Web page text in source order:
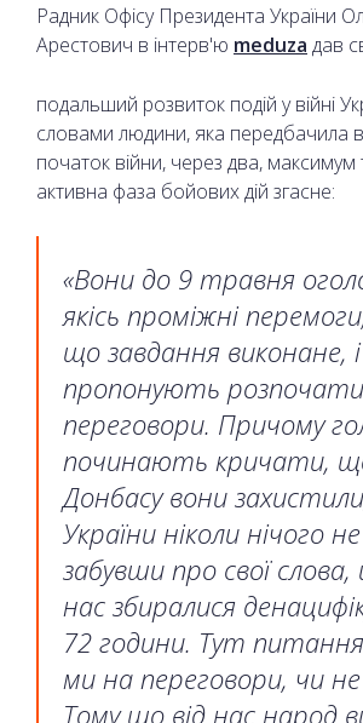
Радник Офісу Президента України
Арестович в інтерв'ю meduza дав
подальший розвиток подій у війні
словами людини, яка передбачила в
початок війни, через два, максимум
активна фаза бойових дій згасне:
«Вони до 9 травня
якісь проміжні
що завдання виконане, і
пропонують розпочати
переговори. Причому
починають кричати,
Донбасу вони
України ніколи нічого
забувши про свої
нас збиралися
72 години. Тут
ми на переговори, чи не
Тому що від нас народ